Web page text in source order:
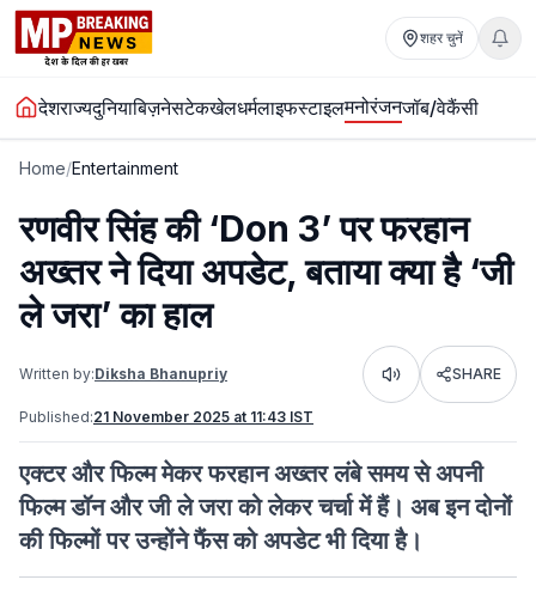
शहर चुनें
देशराज्यदुनियाबिज़नेसटेकखेलधर्मलाइफस्टाइलमनोरंजनजॉब/वेकैंसी
Home/Entertainment
रणवीर सिंह की ‘Don 3’ पर फरहान
अख्तर ने दिया अपडेट, बताया क्या है ‘जी
ले जरा’ का हाल
Written by:Diksha Bhanupriy Listen SHARE
Published:21 November 2025 at 11:43 IST
एक्टर और फिल्म मेकर फरहान अख्तर लंबे समय से अपनी
फिल्म डॉन और जी ले जरा को लेकर चर्चा में हैं। अब इन दोनों
की फिल्मों पर उन्होंने फैंस को अपडेट भी दिया है।